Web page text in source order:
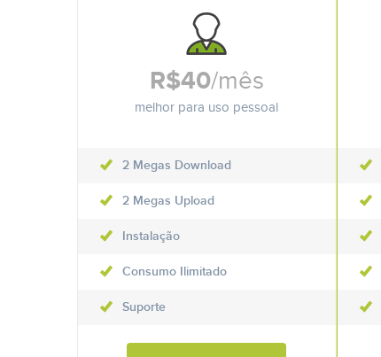
R$40/mês
melhor para uso pessoal
2 Megas Download
2 Megas Upload
Instalação
Consumo Ilimitado
Suporte